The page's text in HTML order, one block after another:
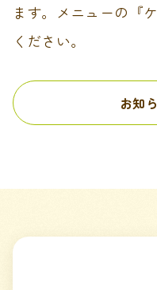
ます。メニューの『
ください。
お知